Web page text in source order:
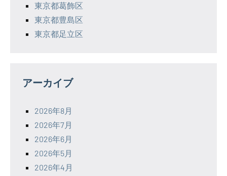
東京都葛飾区
東京都豊島区
東京都足立区
アーカイブ
2026年8月
2026年7月
2026年6月
2026年5月
2026年4月